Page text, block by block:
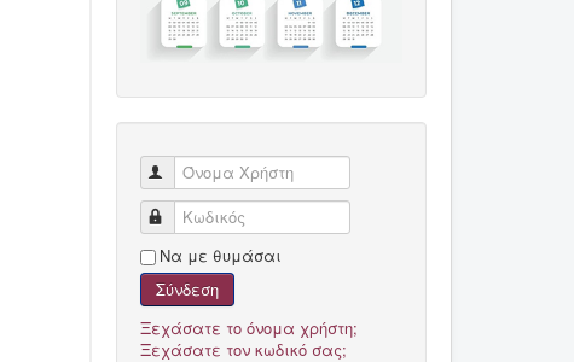
Όνομα Χρήστη
Κωδικός
Να με θυμάσαι
Σύνδεση
Ξεχάσατε το όνομα χρήστη;
Ξεχάσατε τον κωδικό σας;